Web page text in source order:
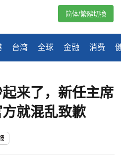
台湾 全球 金融 消费
简体/繁體切換
来了，新任主席
就混乱致歉